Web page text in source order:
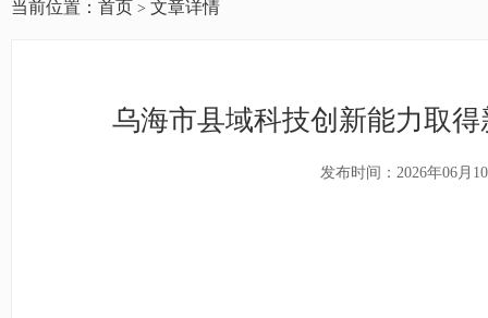
当前位置： 首页 > 文章详情
乌海市县域科技创新能力取
发布时间：2026年06月